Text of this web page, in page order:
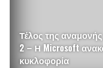
Τέλος της
2 – Η Microsoft
κυκλοφορία